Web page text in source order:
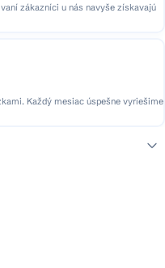
zákazníci u nás navyše získavajú
Každý mesiac úspešne vyriešime